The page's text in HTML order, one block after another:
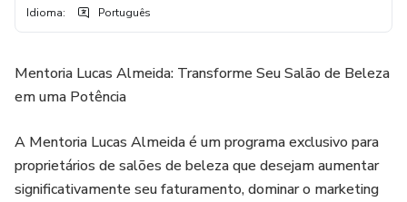
Idioma: Português
Mentoria Lucas Almeida: Transforme Seu Salão de Beleza
em uma Potência
A Mentoria Lucas Almeida é um programa exclusivo para
proprietários de salões de beleza que desejam aumentar
significativamente seu faturamento, dominar o marketing